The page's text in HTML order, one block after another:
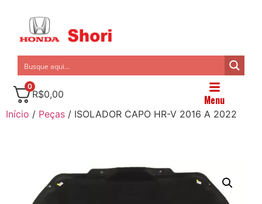
0
R$0,00 Menu
Início / Peças / ISOLADOR CAPO HR-V 2016 A 2022